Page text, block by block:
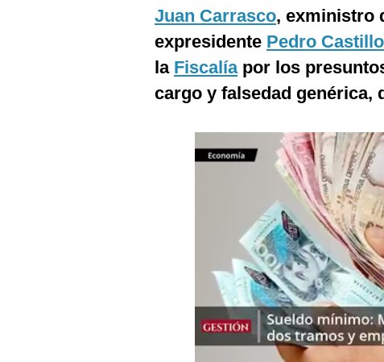
Juan Carrasco, exministro
expresidente Pedro Castillo
la Fiscalíapor los
cargo y falsedad genérica,